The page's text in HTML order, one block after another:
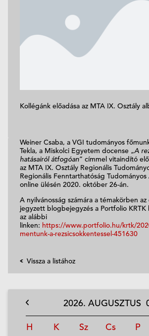
Kollégánk előadása az MTA IX. Osztály
Weiner Csaba, a VGI tudományos
Tekla, a Miskolci Egyetem docense „A
hatásairól átfogóan” címmel vitaindító
az MTA IX. Osztály Regionális
Regionális Fenntarthatóság
online ülésén 2020. október 26-án.
A nyilvánosság számára a témakörben az
jegyzett blogbejegyzés a Portfolio KRTK
az alábbi
linken: https://www.portfolio.hu/krtk/
mentunk-a-rezsicsokkentessel-451630
Vissza a listához
2026. AUGUSZTUS
H K Sz Cs P